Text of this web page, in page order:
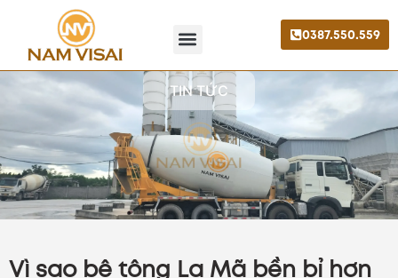
0387.550.559
TIN TỨC
Vì sao bê tông La Mã bền bỉ hơn